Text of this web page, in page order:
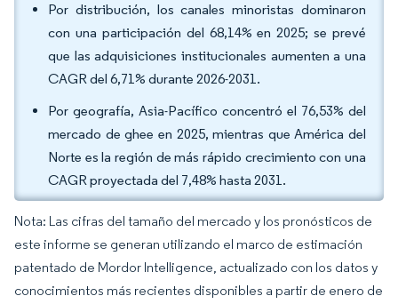
Por distribución, los canales minoristas dominaron
con una participación del 68,14% en 2025; se prevé
que las adquisiciones institucionales aumenten a una
CAGR del 6,71% durante 2026-2031.
Por geografía, Asia-Pacífico concentró el 76,53% del
mercado de ghee en 2025, mientras que América del
Norte es la región de más rápido crecimiento con una
CAGR proyectada del 7,48% hasta 2031.
Nota: Las cifras del tamaño del mercado y los pronósticos de
este informe se generan utilizando el marco de estimación
patentado de Mordor Intelligence, actualizado con los datos y
conocimientos más recientes disponibles a partir de enero de